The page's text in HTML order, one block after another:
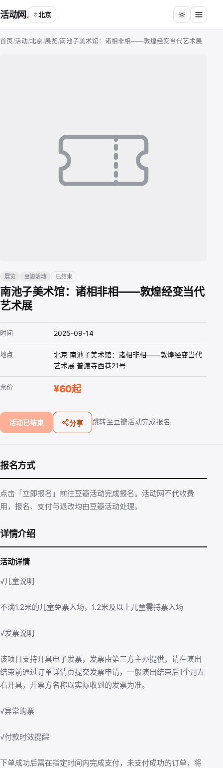
活动网 北京
首页/活动/北京/展览/南池子美术馆：诸相非相——敦煌经变当代艺术展
展览 豆瓣活动 已结束
南池子美术馆：诸相非相——敦煌经变当代
艺术展
时间 2025-09-14
地点
北京 南池子美术馆：诸相非相——敦煌经变当代
艺术展 普渡寺西巷21号
票价 ¥60起
活动已结束 分享 跳转至豆瓣活动完成报名
报名方式
点击「立即报名」前往豆瓣活动完成报名。活动网不代收费
用，报名、支付与退改均由豆瓣活动处理。
详情介绍
活动详情
√儿童说明
不满1.2米的儿童免票入场，1.2米及以上儿童需持票入场
√发票说明
该项目支持开具电子发票，发票由第三方主办提供，请在演出
结束前通过订单详情页提交发票申请，一般演出结束后1个月左
右开具，开票方名称以实际收到的发票为准。
√异常购票
√付款时效提醒
下单成功后需在指定时间内完成支付，未支付成功的订单，将